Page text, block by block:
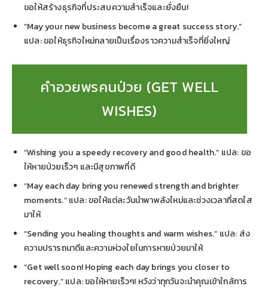
ขอให้สร้างธุรกิจที่ประสบความสำเร็จและยั่งยืน!
“May your new business become a great success story.”
แปล: ขอให้ธุรกิจใหม่กลายเป็นเรื่องราวความสำเร็จที่ยิ่งใหญ่
คำอวยพรคนป่วย (GET WELL
WISHES)
“Wishing you a speedy recovery and good health.” แปล: ขอ
ให้หายป่วยเร็วๆ และมีสุขภาพที่ดี
“May each day bring you renewed strength and brighter
moments.” แปล: ขอให้แต่ละวันนำพาพลังใหม่และช่วงเวลาที่สดใส
มาให้
“Sending you healing thoughts and warm wishes.” แปล: ส่ง
ความปรารถนาดีและความห่วงใยในการหายป่วยมาให้
“Get well soon! Hoping each day brings you closer to
recovery.” แปล: ขอให้หายเร็วๆ! หวังว่าทุกวันจะนำคุณเข้าใกล้การ